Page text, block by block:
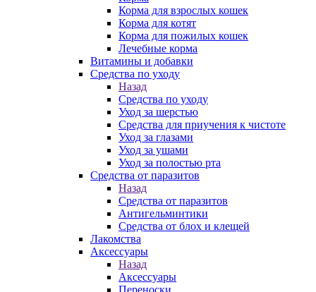
Корма для взрослых кошек
Корма для котят
Корма для пожилых кошек
Лечебные корма
Витамины и добавки
Средства по уходу
Назад
Средства по уходу
Уход за шерстью
Средства для приучения к чистоте
Уход за глазами
Уход за ушами
Уход за полостью рта
Средства от паразитов
Назад
Средства от паразитов
Антигельминтики
Средства от блох и клещей
Лакомства
Аксессуары
Назад
Аксессуары
Переноски